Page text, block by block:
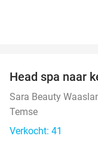
Head spa naar
Sara Beauty
Temse
Verkocht: 41